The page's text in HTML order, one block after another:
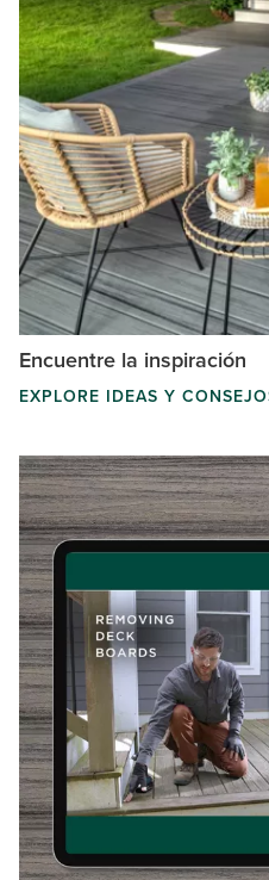
Encuentre la inspiración
EXPLORE IDEAS Y